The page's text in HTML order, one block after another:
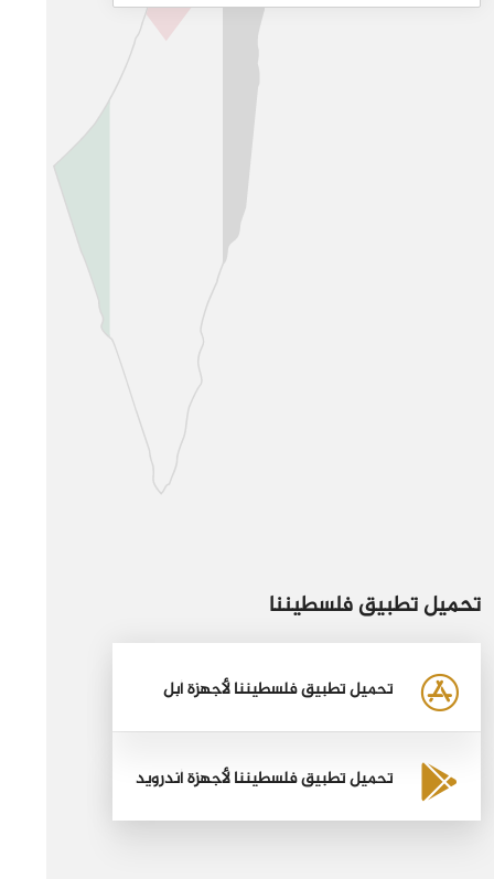
تحميل تطبيق فلسطيننا
تحميل تطبيق فلسطيننا لأجهزة أبل
تحميل تطبيق فلسطيننا لأجهزة أندرويد